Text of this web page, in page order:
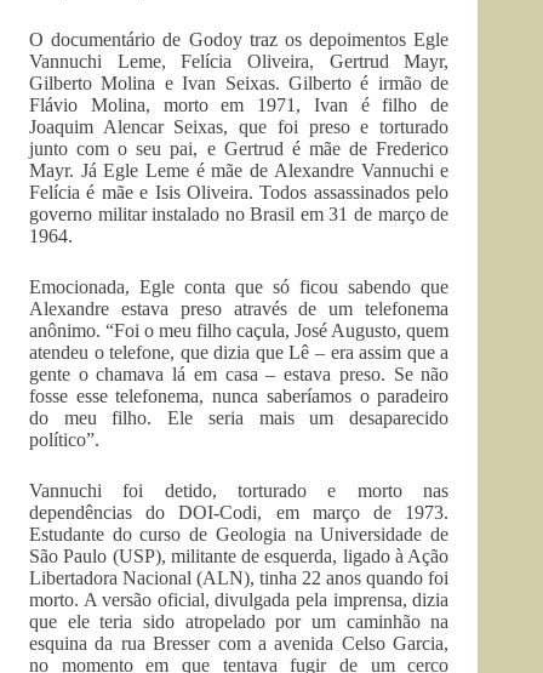
O documentário de Godoy traz os depoimentos Egle
Vannuchi Leme, Felícia Oliveira, Gertrud Mayr,
Gilberto Molina e Ivan Seixas. Gilberto é irmão de
Flávio Molina, morto em 1971, Ivan é filho de
Joaquim Alencar Seixas, que foi preso e torturado
junto com o seu pai, e Gertrud é mãe de Frederico
Mayr. Já Egle Leme é mãe de Alexandre Vannuchi e
Felícia é mãe e Isis Oliveira. Todos assassinados pelo
governo militar instalado no Brasil em 31 de março de
1964.
Emocionada, Egle conta que só ficou sabendo que
Alexandre estava preso através de um telefonema
anônimo. “Foi o meu filho caçula, José Augusto, quem
atendeu o telefone, que dizia que Lê – era assim que a
gente o chamava lá em casa – estava preso. Se não
fosse esse telefonema, nunca saberíamos o paradeiro
do meu filho. Ele seria mais um desaparecido
político”.
Vannuchi foi detido, torturado e morto nas
dependências do DOI-Codi, em março de 1973.
Estudante do curso de Geologia na Universidade de
São Paulo (USP), militante de esquerda, ligado à Ação
Libertadora Nacional (ALN), tinha 22 anos quando foi
morto. A versão oficial, divulgada pela imprensa, dizia
que ele teria sido atropelado por um caminhão na
esquina da rua Bresser com a avenida Celso Garcia,
no momento em que tentava fugir de um cerco